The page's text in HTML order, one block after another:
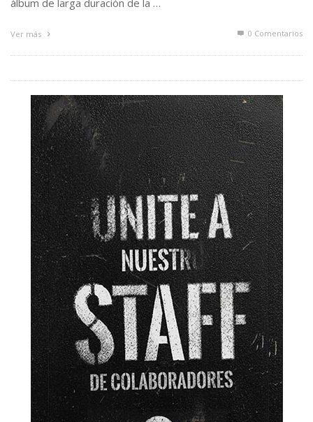
álbum de larga duración de la …
Ver más 0 Comentarios